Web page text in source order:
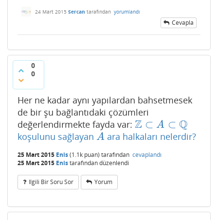
24 Mart 2015 Sercan tarafından yorumlandı
Cevapla
0
0
Her ne kadar aynı yapılardan bahsetmesek
de bir şu bağlantıdaki çözümleri
değerlendirmekte fayda var: Z ⊂ A ⊂ Q
Z⊂A⊂Q
koşulunu sağlayan A
A ara halkaları nelerdir?
25 Mart 2015 Enis(1.1k puan) tarafından cevaplandı
25 Mart 2015 Enistarafındandüzenlendi
Ilgili Bir Soru Sor Yorum